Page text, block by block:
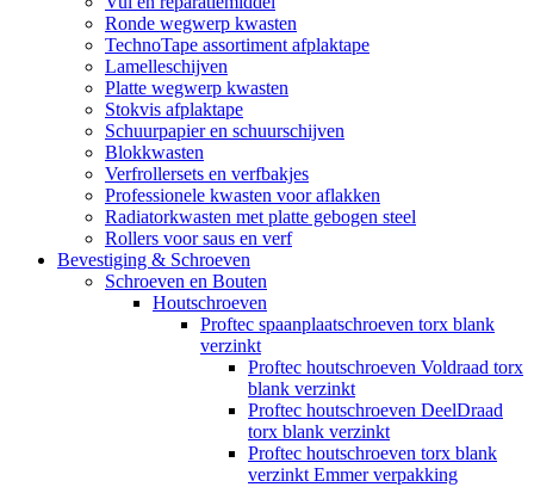
Ronde wegwerp kwasten
TechnoTape assortiment afplaktape
Lamelleschijven
Platte wegwerp kwasten
Stokvis afplaktape
Schuurpapier en schuurschijven
Blokkwasten
Verfrollersets en verfbakjes
Professionele kwasten voor aflakken
Radiatorkwasten met platte gebogen steel
Rollers voor saus en verf
Bevestiging & Schroeven
Schroeven en Bouten
Houtschroeven
Proftec spaanplaatschroeven torx blank
verzinkt
Proftec houtschroeven Voldraad torx
blank verzinkt
Proftec houtschroeven DeelDraad
torx blank verzinkt
Proftec houtschroeven torx blank
verzinkt Emmer verpakking